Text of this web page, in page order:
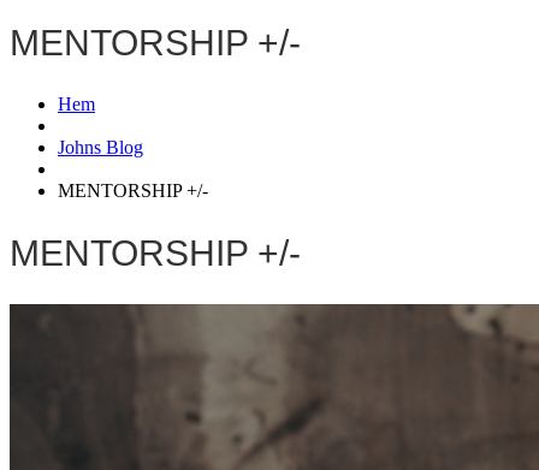
MENTORSHIP +/-
Hem
Johns Blog
MENTORSHIP +/-
MENTORSHIP +/-